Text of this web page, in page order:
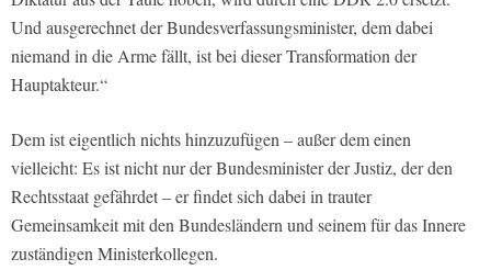
Und ausgerechnet der Bundesverfassungsminister, dem dabei
niemand in die Arme fällt, ist bei dieser Transformation der
Hauptakteur.“
Dem ist eigentlich nichts hinzuzufügen – außer dem einen
vielleicht: Es ist nicht nur der Bundesminister der Justiz, der den
Rechtsstaat gefährdet – er findet sich dabei in trauter
Gemeinsamkeit mit den Bundesländern und seinem für das Innere
zuständigen Ministerkollegen.